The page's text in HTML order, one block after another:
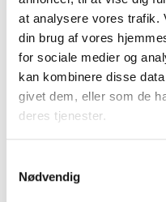
at analysere vores trafik.
din brug af vores
for sociale medier og
kan kombinere disse
givet dem, eller som de
deres tjenester.
Nødvendig
medarbejder kan
gensidig tryg og
også når mødet
udfordringer.
Indhold og emner
det er ikke altid
situationer, du står